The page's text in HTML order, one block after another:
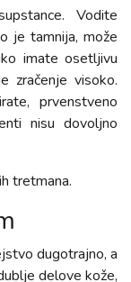
Vodite
je tamnija, može
imate osetljivu
zračenje visoko.
prvenstveno
nisu dovoljno
tretmana.
dugotrajno, a
delove kože,